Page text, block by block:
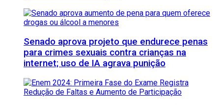
Senado aprova projeto que endurece penas
para crimes sexuais contra crianças na
internet; uso de IA agrava punição